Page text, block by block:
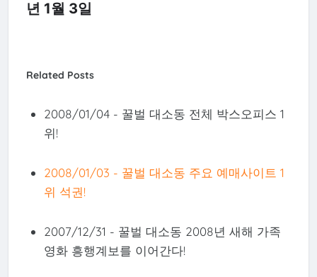
년 1월 3일
Related Posts
2008/01/04 - 꿀벌 대소동 전체 박스오피스 1
위!
2008/01/03 - 꿀벌 대소동 주요 예매사이트 1
위 석권!
2007/12/31 - 꿀벌 대소동 2008년 새해 가족
영화 흥행계보를 이어간다!